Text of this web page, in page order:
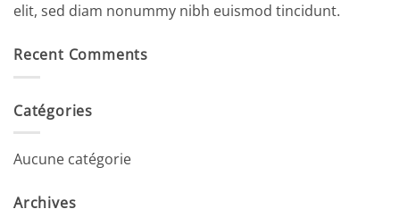
elit, sed diam nonummy nibh euismod tincidunt.
Recent Comments
Catégories
Aucune catégorie
Archives